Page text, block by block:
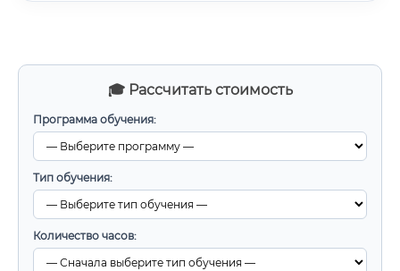
🎓 Рассчитать стоимость
Программа обучения:
Тип обучения:
Количество часов: